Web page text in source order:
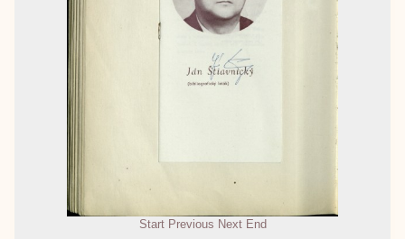
Start Previous Next End